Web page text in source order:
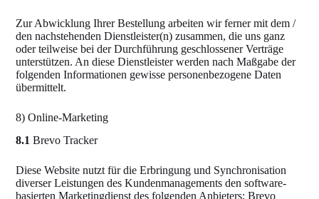
Zur Abwicklung Ihrer Bestellung arbeiten wir ferner mit dem /
den nachstehenden Dienstleister(n) zusammen, die uns ganz
oder teilweise bei der Durchführung geschlossener Verträge
unterstützen. An diese Dienstleister werden nach Maßgabe der
folgenden Informationen gewisse personenbezogene Daten
übermittelt.
8) Online-Marketing
8.1 Brevo Tracker
Diese Website nutzt für die Erbringung und Synchronisation
diverser Leistungen des Kundenmanagements den software-
basierten Marketingdienst des folgenden Anbieters: Brevo